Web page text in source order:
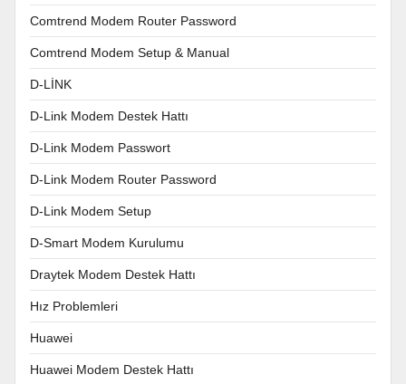
Comtrend Modem Router Password
Comtrend Modem Setup & Manual
D-LİNK
D-Link Modem Destek Hattı
D-Link Modem Passwort
D-Link Modem Router Password
D-Link Modem Setup
D-Smart Modem Kurulumu
Draytek Modem Destek Hattı
Hız Problemleri
Huawei
Huawei Modem Destek Hattı